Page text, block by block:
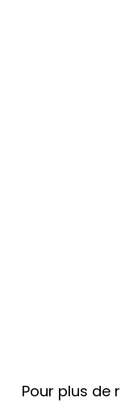
Pour plus de